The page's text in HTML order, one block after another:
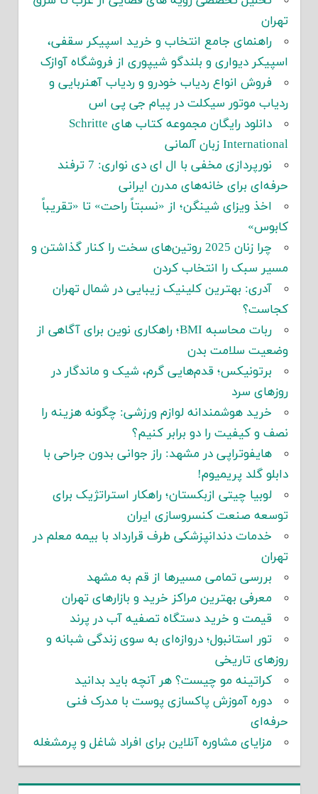
تهران
راهنمای جامع انتخاب و خرید اسپیکر سقفی،
اسپیکر دیواری و بلندگو شیپوری از فروشگاه آوازک
فروش انواع ردیاب خودرو و ردیاب آهنربایی و
ردیاب موتور سیکلت در پیام جی پی اس
دانلود رایگان مجموعه کتاب های Schritte
International زبان آلمانی
نورپردازی مخفی با ال ای دی نواری: 7 ترفند
حرفه‌ای برای خانه‌های مدرن ایرانی
اخذ ویزای شینگن؛ از «نسبتاً راحت» تا «تقریباً
کابوس»
چرا زنان 2025 روتین‌های سخت را کنار گذاشتن و
مسیر سبک را انتخاب کردن
آدری: بهترین کلینیک زیبایی در شمال تهران
کجاست؟
ربات محاسبه BMI؛ راهکاری نوین برای آگاهی از
وضعیت سلامت بدن
برتونیکس؛ قدم‌هایی گرم، شیک و ماندگار در
روزهای سرد
خرید هوشمندانه لوازم ورزشی: چگونه هزینه را
نصف و کیفیت را دو برابر کنیم؟
هایفوتراپی در مشهد: راز جوانی بدون جراحی با
دابلو گلد پریمیوم!
لوبیا چیتی ازبکستان؛ راهکار استراتژیک برای
توسعه صنعت کنسروسازی ایران
خدمات دندانپزشکی طرف قرارداد با بیمه معلم در
تهران
بررسی تمامی مسیرها از قم به مشهد
معرفی بهترین مراکز خرید و بازارهای تهران
قیمت و خرید دستگاه تصفیه آب در پرند
تور استانبول؛ دروازه‌ای به سوی زندگی شبانه و
روزهای تاریخی
کراتینه مو چیست؟ هر آنچه باید بدانید
دوره آموزش پاکسازی پوست با مدرک فنی
حرفه‌ای
مزایای مشاوره آنلاین برای افراد شاغل و پرمشغله